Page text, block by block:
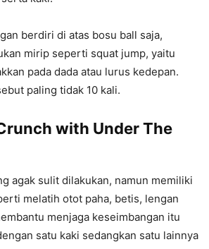
berdiri di atas bosu ball saja,
mirip seperti squat jump, yaitu
pada dada atau lurus kedepan.
paling tidak 10 kali.
with Under The
agak sulit dilakukan, namun memiliki
melatih otot paha, betis, lengan
menjaga keseimbangan itu
satu kaki sedangkan satu lainnya